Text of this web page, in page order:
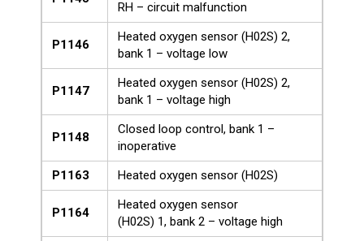
RH – circuit malfunction
P1146
Heated oxygen sensor (H02S) 2,
bank 1 – voltage low
P1147
Heated oxygen sensor (H02S) 2,
bank 1 – voltage high
P1148
Closed loop control, bank 1 –
inoperative
P1163
Heated oxygen sensor (H02S)
P1164
Heated oxygen sensor
(H02S) 1, bank 2 – voltage high